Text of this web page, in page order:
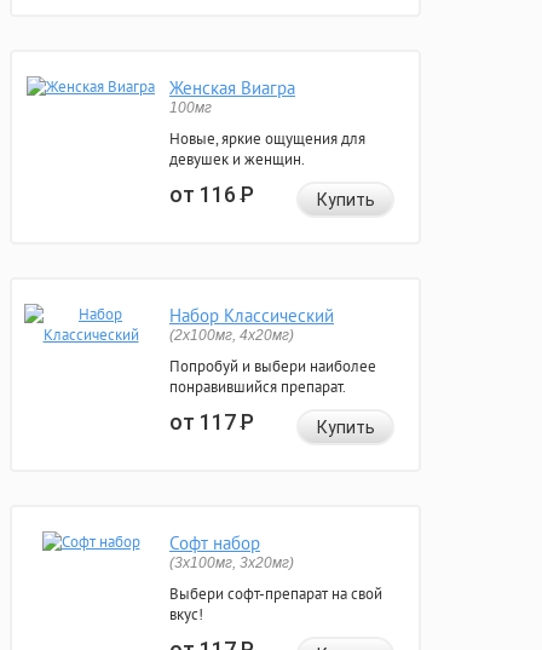
Женская Виагра
100мг
Новые, яркие ощущения для
девушек и женщин.
от 116Р Купить
Набор Классический
(2x100мг, 4x20мг)
Попробуй и выбери наиболее
понравившийся препарат.
от 117Р Купить
Софт набор
(3x100мг, 3x20мг)
Выбери софт-препарат на свой
вкус!